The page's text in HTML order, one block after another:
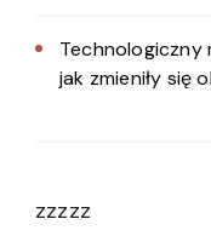
jak zmieniły się
zzzzz